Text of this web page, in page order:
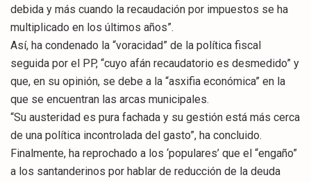
debida y más cuando la recaudación por impuestos se ha
multiplicado en los últimos años”.
Así, ha condenado la “voracidad” de la política fiscal
seguida por el PP, “cuyo afán recaudatorio es desmedido” y
que, en su opinión, se debe a la “asxifia económica” en la
que se encuentran las arcas municipales.
“Su austeridad es pura fachada y su gestión está más cerca
de una política incontrolada del gasto”, ha concluido.
Finalmente, ha reprochado a los ‘populares’ que el “engaño”
a los santanderinos por hablar de reducción de la deuda